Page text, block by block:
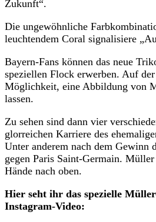
Zukunft“.
Die ungewöhnliche
leuchtendem Coral signalisiere
Bayern-Fans können das neue
speziellen Flock erwerben. Auf
Möglichkeit, eine Abbildung von
lassen.
Zu sehen sind dann vier
glorreichen Karriere des
Unter anderem nach dem Gewinn
gegen Paris Saint-Germain.
Hände nach oben.
Hier seht ihr das spezielle
Instagram-Video: